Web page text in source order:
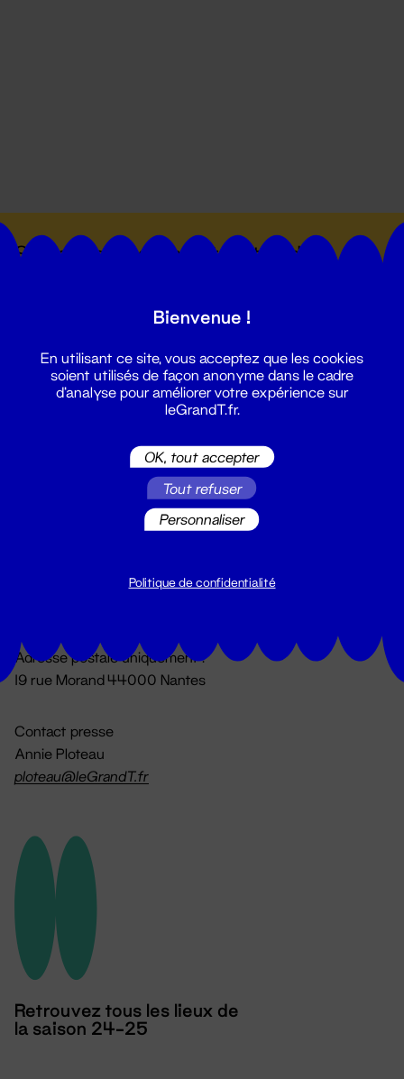
Suivez toutes les actualités du
Du lundi au vendredi 14h → 18h
Adresse postale uniquement :
19 rue Morand 44000 Nantes
Contact presse
Annie Ploteau
ploteau@leGrandT.fr
Retrouvez tous les lieux de
la saison 24-25
Bienvenue !
En utilisant ce site, vous acceptez que les cookies
soient utilisés de façon anonyme dans le cadre
d'analyse pour améliorer votre expérience sur
leGrandT.fr.
OK, tout accepter
Tout refuser
Personnaliser
Politique de confidentialité